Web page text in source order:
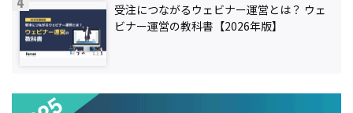
受注につながるウェビナー運営とは？ ウェ
ビナー運営の教科書【2026年版】